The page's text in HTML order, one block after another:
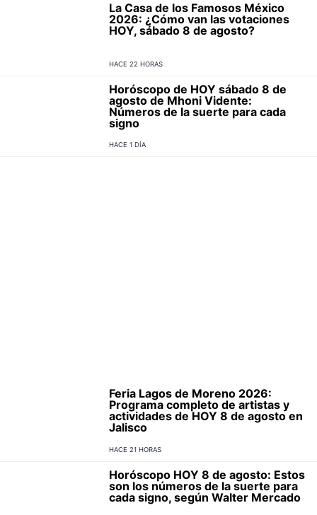
La Casa de los Famosos México
2026: ¿Cómo van las votaciones
HOY, sábado 8 de agosto?
HACE 22 HORAS
Horóscopo de HOY sábado 8 de
agosto de Mhoni Vidente:
Números de la suerte para cada
signo
HACE 1 DÍA
Feria Lagos de Moreno 2026:
Programa completo de artistas y
actividades de HOY 8 de agosto en
Jalisco
HACE 21 HORAS
Horóscopo HOY 8 de agosto: Estos
son los números de la suerte para
cada signo, según Walter Mercado